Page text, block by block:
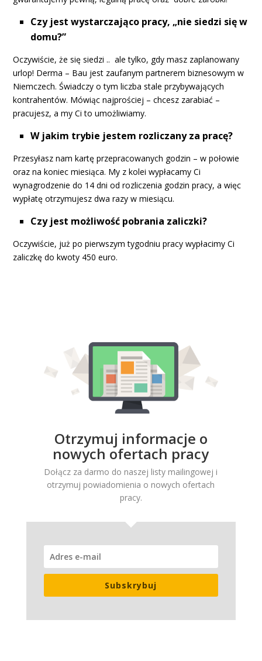
Czy jest wystarczająco pracy, „nie siedzi się w
domu?”
Oczywiście, że się siedzi .. ale tylko, gdy masz zaplanowany
urlop! Derma – Bau jest zaufanym partnerem biznesowym w
Niemczech. Świadczy o tym liczba stale przybywających
kontrahentów. Mówiąc najprościej – chcesz zarabiać –
pracujesz, a my Ci to umożliwiamy.
W jakim trybie jestem rozliczany za pracę?
Przesyłasz nam kartę przepracowanych godzin – w połowie
oraz na koniec miesiąca. My z kolei wypłacamy Ci
wynagrodzenie do 14 dni od rozliczenia godzin pracy, a więc
wypłatę otrzymujesz dwa razy w miesiącu.
Czy jest możliwość pobrania zaliczki?
Oczywiście, już po pierwszym tygodniu pracy wypłacimy Ci
zaliczkę do kwoty 450 euro.
Otrzymuj informacje o
nowych ofertach pracy
Dołącz za darmo do naszej listy mailingowej i
otrzymuj powiadomienia o nowych ofertach
pracy.
Subskrybuj